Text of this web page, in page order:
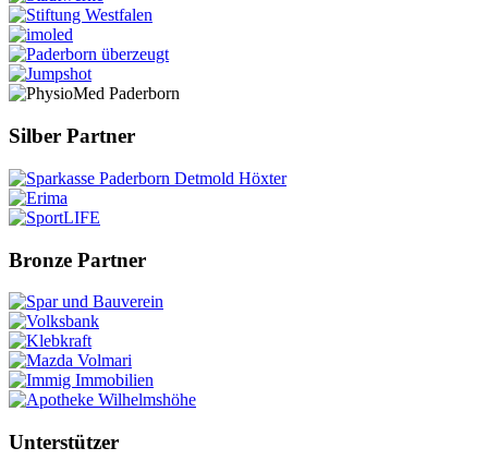
Silber Partner
Bronze Partner
Unterstützer